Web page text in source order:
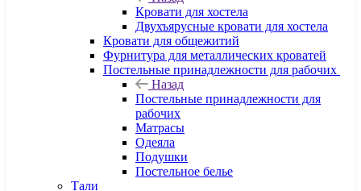
Кровати для хостела
Двухъярусные кровати для хостела
Кровати для общежитий
Фурнитура для металлических кроватей
Постельные принадлежности для рабочих
Назад
Постельные принадлежности для
рабочих
Матрасы
Одеяла
Подушки
Постельное белье
Тали